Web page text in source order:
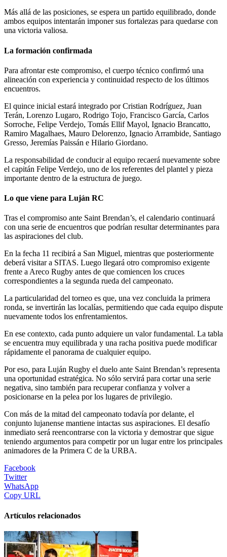
Más allá de las posiciones, se espera un partido equilibrado, donde
ambos equipos intentarán imponer sus fortalezas para quedarse con
una victoria valiosa.
La formación confirmada
Para afrontar este compromiso, el cuerpo técnico confirmó una
alineación con experiencia y continuidad respecto de los últimos
encuentros.
El quince inicial estará integrado por Cristian Rodríguez, Juan
Terán, Lorenzo Lugaro, Rodrigo Tojo, Francisco García, Carlos
Sorroche, Felipe Verdejo, Tomás Ellif Mayol, Ignacio Brancatto,
Ramiro Magalhaes, Mauro Delorenzo, Ignacio Arrambide, Santiago
Gresso, Jeremías Paissán e Hilario Giordano.
La responsabilidad de conducir al equipo recaerá nuevamente sobre
el capitán Felipe Verdejo, uno de los referentes del plantel y pieza
importante dentro de la estructura de juego.
Lo que viene para Luján RC
Tras el compromiso ante Saint Brendan’s, el calendario continuará
con una serie de encuentros que podrían resultar determinantes para
las aspiraciones del club.
En la fecha 11 recibirá a San Miguel, mientras que posteriormente
deberá visitar a SITAS. Luego llegará otro compromiso exigente
frente a Areco Rugby antes de que comiencen los cruces
correspondientes a la segunda rueda del campeonato.
La particularidad del torneo es que, una vez concluida la primera
ronda, se invertirán las localías, permitiendo que cada equipo dispute
nuevamente todos los enfrentamientos.
En ese contexto, cada punto adquiere un valor fundamental. La tabla
se encuentra muy equilibrada y una racha positiva puede modificar
rápidamente el panorama de cualquier equipo.
Por eso, para Luján Rugby el duelo ante Saint Brendan’s representa
una oportunidad estratégica. No sólo servirá para cortar una serie
negativa, sino también para recuperar confianza y volver a
posicionarse en la pelea por los lugares de privilegio.
Con más de la mitad del campeonato todavía por delante, el
conjunto lujanense mantiene intactas sus aspiraciones. El desafío
inmediato será reencontrarse con la victoria y demostrar que sigue
teniendo argumentos para competir por un lugar entre los principales
animadores de la Primera C de la URBA.
Facebook
Twitter
WhatsApp
Copy URL
Artículos relacionados